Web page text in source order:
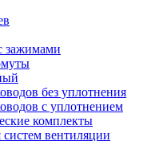
зажимами
без уплотнения
с уплотнением
комплекты
вентиляции